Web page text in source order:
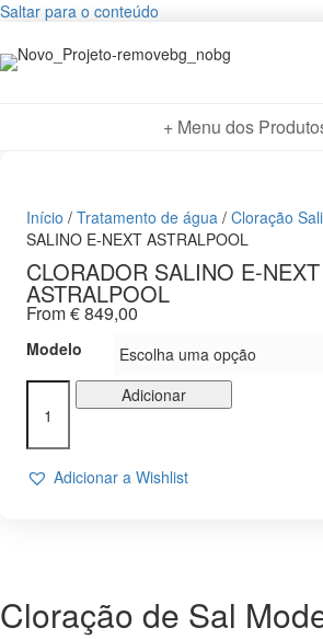
Saltar para o conteúdo
+ Menu dos
Início / Tratamento de água / Cloração
SALINO E-NEXT ASTRALPOOL
CLORADOR SALINO E-NEXT
ASTRALPOOL
From€849,00
Modelo
Quantidade
SALINO
E-
Adicionar
Adicionar a Wishlist
Cloração de Sal